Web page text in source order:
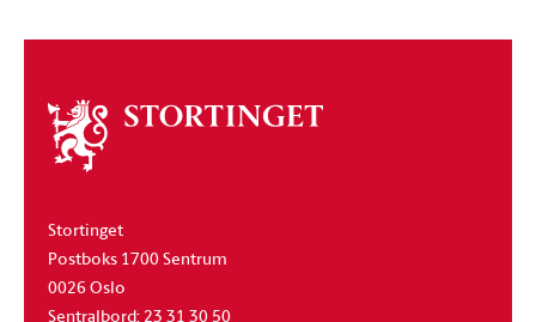
Om
stortinget
Stortinget
Postboks 1700 Sentrum
0026 Oslo
Sentralbord: 23 31 30 50